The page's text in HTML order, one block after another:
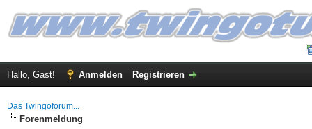
Hallo, Gast! Anmelden Registrieren
Das Twingoforum...
Forenmeldung